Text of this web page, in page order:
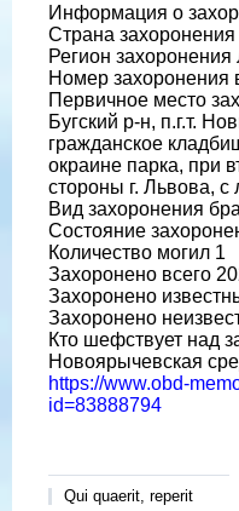
Информация о
Страна захоронения
Регион захоронения
Номер
Первичное место
Бугский р-н, п.г.т.
гражданское
окраине парка, при
стороны г. Львова, с
Вид захоронения
Состояние
Количество могил 1
Захоронено всего
Захоронено
Захоронено
Кто шефствует над
Новоярычевская
https://www.obd-
id=83888794
Qui quaerit, reperit